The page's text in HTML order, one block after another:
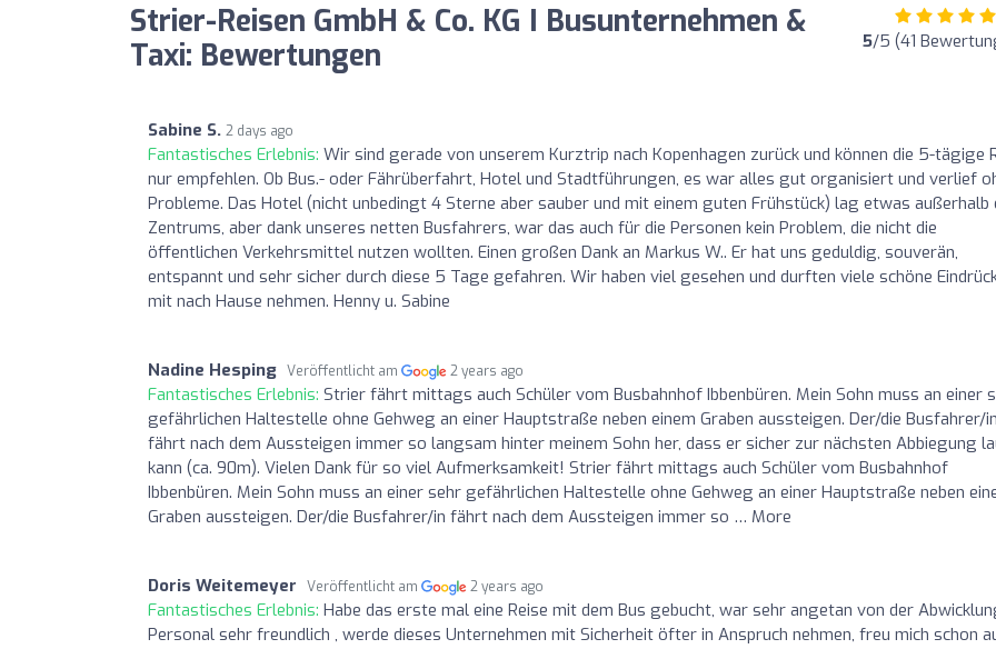
Strier-Reisen GmbH & Co. KG I Busunternehmen &
Taxi: Bewertungen
5/5 (41
Sabine S. 2 days ago
Fantastisches Erlebnis: Wir sind gerade von unserem Kurztrip nach Kopenhagen zurück und können die 5-tägige
nur empfehlen. Ob Bus.- oder Fährüberfahrt, Hotel und Stadtführungen, es war alles gut organisiert und verlief
Probleme. Das Hotel (nicht unbedingt 4 Sterne aber sauber und mit einem guten Frühstück) lag etwas außerhalb
Zentrums, aber dank unseres netten Busfahrers, war das auch für die Personen kein Problem, die nicht die
öffentlichen Verkehrsmittel nutzen wollten. Einen großen Dank an Markus W.. Er hat uns geduldig, souverän,
entspannt und sehr sicher durch diese 5 Tage gefahren. Wir haben viel gesehen und durften viele schöne
mit nach Hause nehmen. Henny u. Sabine
Nadine Hesping Veröffentlicht am 2 years ago
Fantastisches Erlebnis: Strier fährt mittags auch Schüler vom Busbahnhof Ibbenbüren. Mein Sohn muss an einer
gefährlichen Haltestelle ohne Gehweg an einer Hauptstraße neben einem Graben aussteigen. Der/die Busfahrer/
fährt nach dem Aussteigen immer so langsam hinter meinem Sohn her, dass er sicher zur nächsten Abbiegung
kann (ca. 90m). Vielen Dank für so viel Aufmerksamkeit! Strier fährt mittags auch Schüler vom Busbahnhof
Ibbenbüren. Mein Sohn muss an einer sehr gefährlichen Haltestelle ohne Gehweg an einer Hauptstraße neben
Graben aussteigen. Der/die Busfahrer/in fährt nach dem Aussteigen immer so … More
Doris Weitemeyer Veröffentlicht am 2 years ago
Fantastisches Erlebnis: Habe das erste mal eine Reise mit dem Bus gebucht, war sehr angetan von der
Personal sehr freundlich , werde dieses Unternehmen mit Sicherheit öfter in Anspruch nehmen, freu mich schon